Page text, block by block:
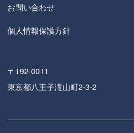
お問い合わせ
個人情報保護方針
〒192-0011
東京都八王子滝山町2-3-2